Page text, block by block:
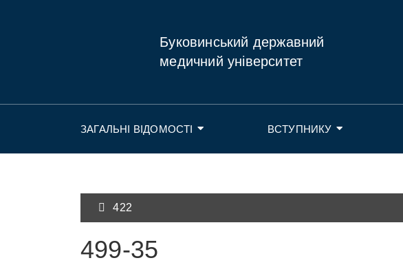
Буковинський державний
медичний університет
ЗАГАЛЬНІ ВІДОМОСТІ ВСТУПНИКУ
422
499-35